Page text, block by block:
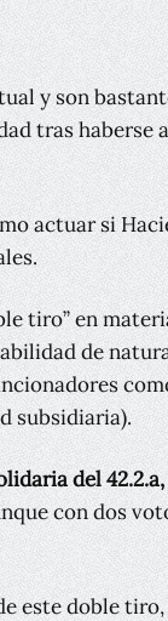
y son
tras haberse
actuar si
tiro” en
de
subsidiaria).
del
con dos
este doble